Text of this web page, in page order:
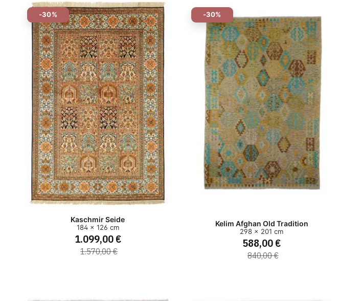
-30%
Kaschmir Seide
184 x 126 cm
1.099,00 €
1.570,00 €
-30%
Kelim Afghan Old Tradition
298 x 201 cm
588,00 €
840,00 €